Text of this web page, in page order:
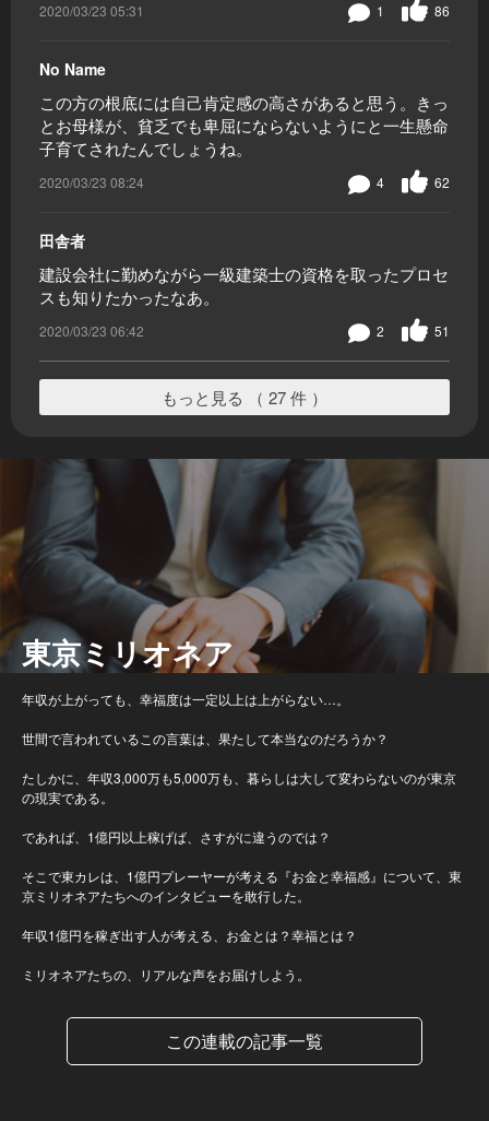
2020/03/23 05:31 86
1
No Name
この方の根底には自己肯定感の高さがあると思う。きっ
とお母様が、貧乏でも卑屈にならないようにと一生懸命
子育てされたんでしょうね。
2020/03/23 08:24 62
4
田舎者
建設会社に勤めながら一級建築士の資格を取ったプロセ
スも知りたかったなあ。
2020/03/23 06:42 51
2
もっと見る （ 27 件 ）
東京ミリオネア
年収が上がっても、幸福度は一定以上は上がらない…。
世間で言われているこの言葉は、果たして本当なのだろうか？
たしかに、年収3,000万も5,000万も、暮らしは大して変わらないのが東京
の現実である。
であれば、1億円以上稼げば、さすがに違うのでは？
そこで東カレは、1億円プレーヤーが考える『お金と幸福感』について、東
京ミリオネアたちへのインタビューを敢行した。
年収1億円を稼ぎ出す人が考える、お金とは？幸福とは？
ミリオネアたちの、リアルな声をお届けしよう。
この連載の記事一覧